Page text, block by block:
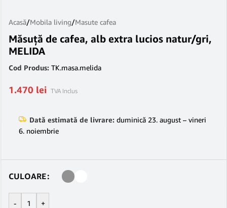
Acasă/Mobila living/Masute cafea
Măsuţă de cafea, alb extra lucios natur/gri,
MELIDA
Cod Produs: TK.masa.melida
1.470 lei TVA Inclus
Dată estimată de livrare: duminică 23. august – vineri
6. noiembrie
CULOARE
- +